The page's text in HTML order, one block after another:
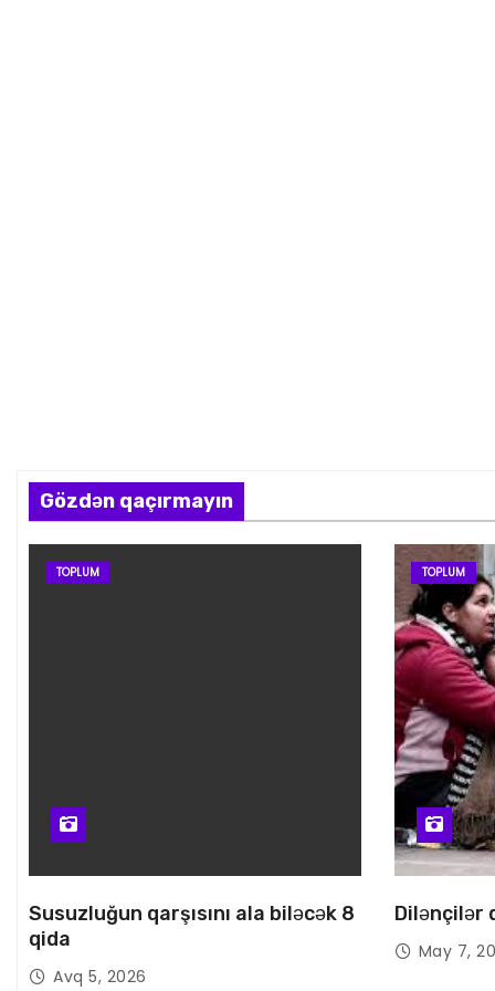
Gözdən qaçırmayın
TOPLUM
Susuzluğun qarşısını ala biləcək 8
qida
Avq 5, 2026
TOPLUM
Dilənçilər
May 7,